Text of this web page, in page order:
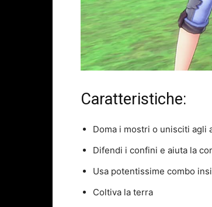
Caratteristiche:
Doma i mostri o unisciti agli
Difendi i confini e aiuta la
Usa potentissime combo
Coltiva la terra